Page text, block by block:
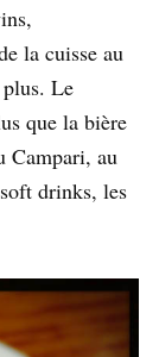
la cuisse au
Le
que la bière
Campari, au
drinks, les